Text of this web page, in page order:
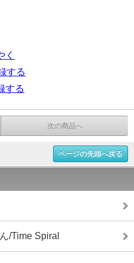
く
する
する
次の商品へ
ページの先頭へ戻る
/Time Spiral